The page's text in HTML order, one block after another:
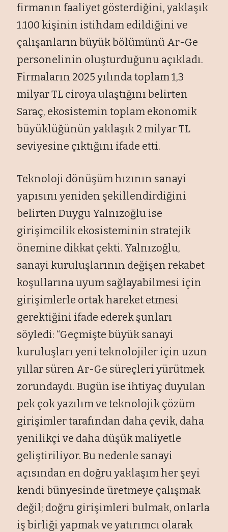
firmanın faaliyet gösterdiğini, yaklaşık
1.100 kişinin istihdam edildiğini ve
çalışanların büyük bölümünü Ar-Ge
personelinin oluşturduğunu açıkladı.
Firmaların 2025 yılında toplam 1,3
milyar TL ciroya ulaştığını belirten
Saraç, ekosistemin toplam ekonomik
büyüklüğünün yaklaşık 2 milyar TL
seviyesine çıktığını ifade etti.
Teknoloji dönüşüm hızının sanayi
yapısını yeniden şekillendirdiğini
belirten Duygu Yalnızoğlu ise
girişimcilik ekosisteminin stratejik
önemine dikkat çekti. Yalnızoğlu,
sanayi kuruluşlarının değişen rekabet
koşullarına uyum sağlayabilmesi için
girişimlerle ortak hareket etmesi
gerektiğini ifade ederek şunları
söyledi: “Geçmişte büyük sanayi
kuruluşları yeni teknolojiler için uzun
yıllar süren Ar-Ge süreçleri yürütmek
zorundaydı. Bugün ise ihtiyaç duyulan
pek çok yazılım ve teknolojik çözüm
girişimler tarafından daha çevik, daha
yenilikçi ve daha düşük maliyetle
geliştiriliyor. Bu nedenle sanayi
açısından en doğru yaklaşım her şeyi
kendi bünyesinde üretmeye çalışmak
değil; doğru girişimleri bulmak, onlarla
iş birliği yapmak ve yatırımcı olarak